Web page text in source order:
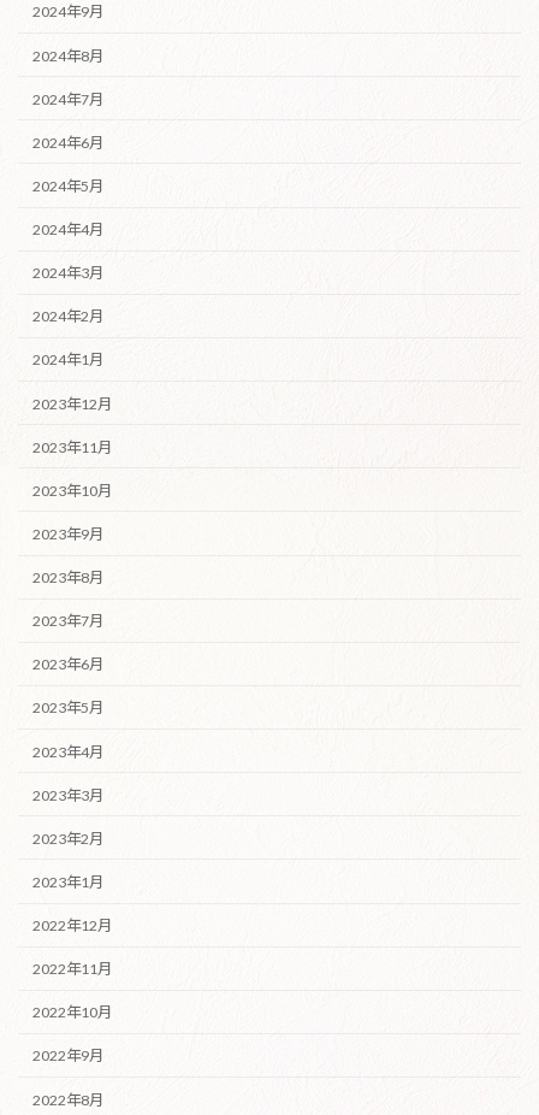
2024年9月
2024年8月
2024年7月
2024年6月
2024年5月
2024年4月
2024年3月
2024年2月
2024年1月
2023年12月
2023年11月
2023年10月
2023年9月
2023年8月
2023年7月
2023年6月
2023年5月
2023年4月
2023年3月
2023年2月
2023年1月
2022年12月
2022年11月
2022年10月
2022年9月
2022年8月